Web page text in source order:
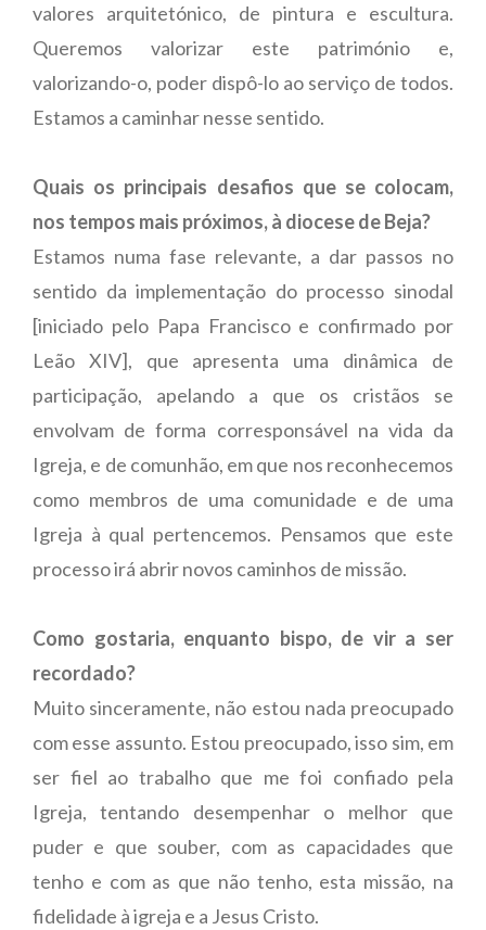
valores arquitetónico, de pintura e escultura.
Queremos valorizar este património e,
valorizando-o, poder dispô-lo ao serviço de todos.
Estamos a caminhar nesse sentido.
Quais os principais desafios que se colocam,
nos tempos mais próximos, à diocese de Beja?
Estamos numa fase relevante, a dar passos no
sentido da implementação do processo sinodal
[iniciado pelo Papa Francisco e confirmado por
Leão XIV], que apresenta uma dinâmica de
participação, apelando a que os cristãos se
envolvam de forma corresponsável na vida da
Igreja, e de comunhão, em que nos reconhecemos
como membros de uma comunidade e de uma
Igreja à qual pertencemos. Pensamos que este
processo irá abrir novos caminhos de missão.
Como gostaria, enquanto bispo, de vir a ser
recordado?
Muito sinceramente, não estou nada preocupado
com esse assunto. Estou preocupado, isso sim, em
ser fiel ao trabalho que me foi confiado pela
Igreja, tentando desempenhar o melhor que
puder e que souber, com as capacidades que
tenho e com as que não tenho, esta missão, na
fidelidade à igreja e a Jesus Cristo.